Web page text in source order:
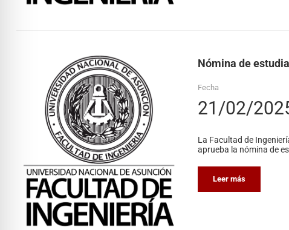
Nómina de
Fecha
21/02/
La Facultad de
aprueba la nómina de
Leer más